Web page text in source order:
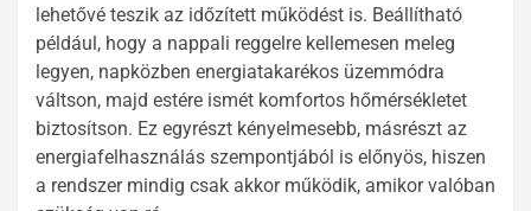
lehetővé teszik az időzített működést is. Beállítható
például, hogy a nappali reggelre kellemesen meleg
legyen, napközben energiatakarékos üzemmódra
váltson, majd estére ismét komfortos hőmérsékletet
biztosítson. Ez egyrészt kényelmesebb, másrészt az
energiafelhasználás szempontjából is előnyös, hiszen
a rendszer mindig csak akkor működik, amikor valóban